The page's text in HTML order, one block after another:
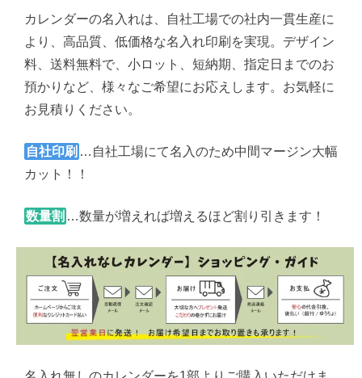
カレンダーの名入れは、自社工場での社内一貫生産に
より、高品質、低価格な名入れ印刷を実現。デザイン
料、送料無料で、小ロット、短納期、指定日までのお
預かりなど、様々なご希望にお応えします。お気軽に
お見積りください。
自社印刷 …自社工場にて名入のため中間マージン大幅
カット！！
数量割 …数量が増えれば増えるほど割り引きます！